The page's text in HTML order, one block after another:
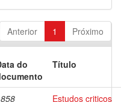
Anterior 1 Próximo
do
Título
Estudos criticos